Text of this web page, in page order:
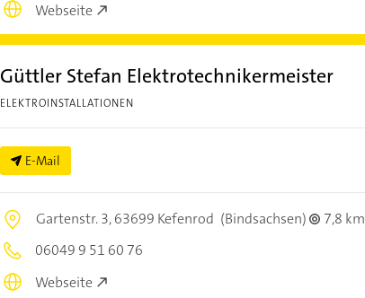
Webseite
Güttler Stefan Elektrotechnikermeister
ELEKTROINSTALLATIONEN
E-Mail
Gartenstr. 3,63699 Kefenrod (Bindsachsen)
7,8 km
06049 9 51 60 76
Webseite